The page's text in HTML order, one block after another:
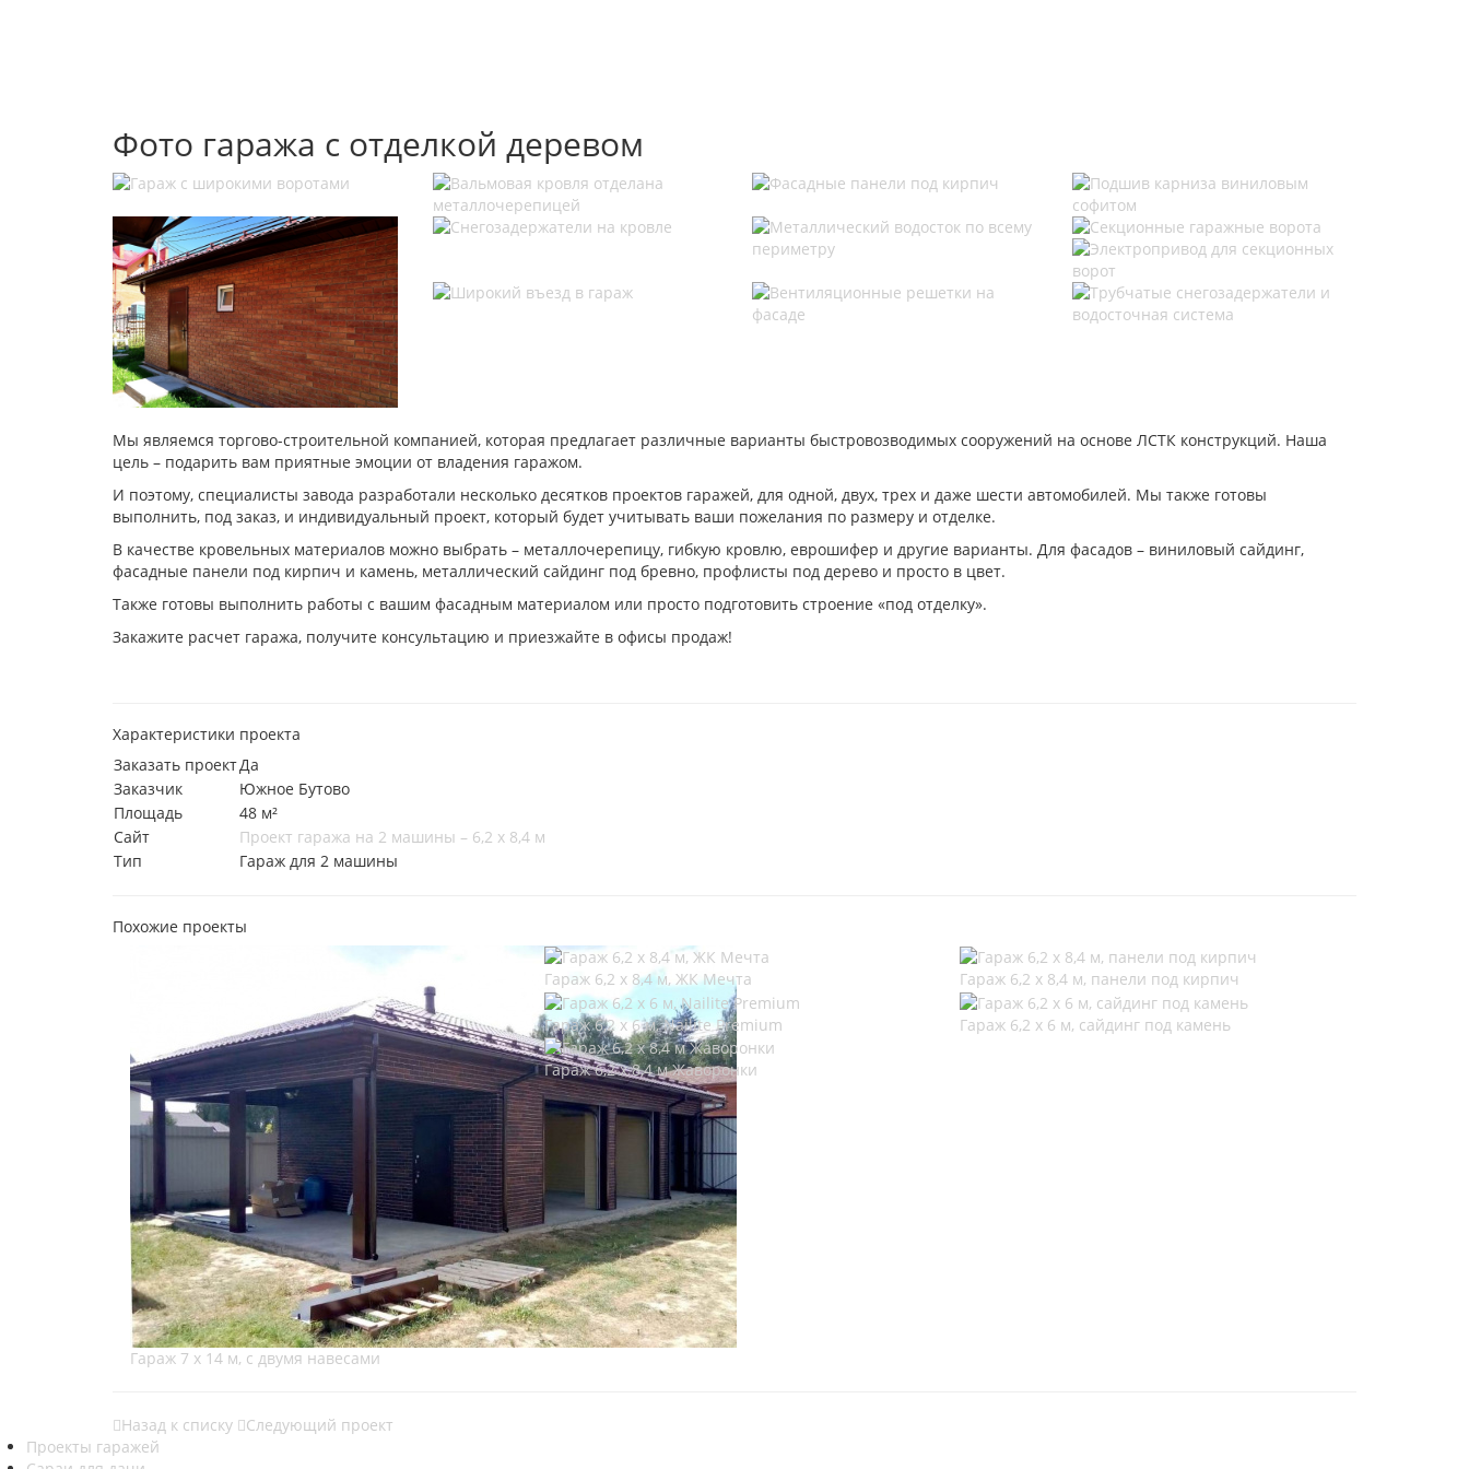
Фото гаража с отделкой деревом
Мы являемся торгово-строительной компанией, которая предлагает различные варианты быстровозводимых сооружений на основе ЛСТК конструкций. Наша
цель – подарить вам приятные эмоции от владения гаражом.
И поэтому, специалисты завода разработали несколько десятков проектов гаражей, для одной, двух, трех и даже шести автомобилей. Мы также готовы
выполнить, под заказ, и индивидуальный проект, который будет учитывать ваши пожелания по размеру и отделке.
В качестве кровельных материалов можно выбрать – металлочерепицу, гибкую кровлю, еврошифер и другие варианты. Для фасадов – виниловый сайдинг,
фасадные панели под кирпич и камень, металлический сайдинг под бревно, профлисты под дерево и просто в цвет.
Также готовы выполнить работы с вашим фасадным материалом или просто подготовить строение «под отделку».
Закажите расчет гаража, получите консультацию и приезжайте в офисы продаж!
Характеристики проекта
Заказать проектДа
Заказчик
Южное Бутово
Площадь
48 м²
Сайт
Проект гаража на 2 машины – 6,2 х 8,4 м
Тип
Гараж для 2 машины
Похожие проекты
Гараж 7 х 14 м, с двумя навесами
Гараж 6,2 х 8,4 м, ЖК Мечта Гараж 6,2 х 8,4 м, панели под кирпич
Гараж 6,2 х 6 м, Nailite Premium Гараж 6,2 х 6 м, сайдинг под камень
Гараж 6,2 х 8,4 м Жаворонки
Назад к списку
Следующий проект
Проекты гаражей